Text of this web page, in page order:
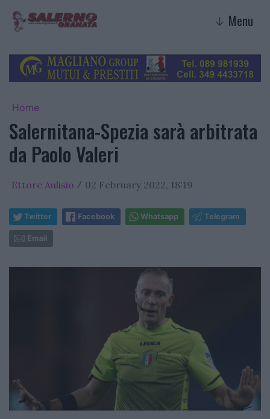
↓ Menu
Home
Salernitana-Spezia sarà arbitrata
da Paolo Valeri
Ettore Aulisio / 02 February 2022, 18:19
Twitter Facebook Whatsapp Telegram
Email